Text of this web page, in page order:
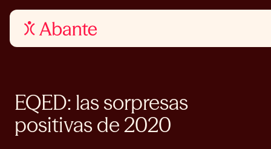
EQED: las sorpresas
positivas de 2020